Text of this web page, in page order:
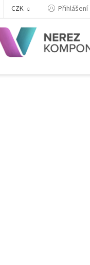
CZK Přihlášení